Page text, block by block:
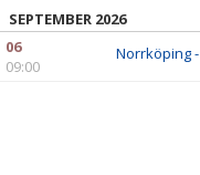
NYHETER
KALENDER
SEPTEMBER 2026
06
09:00
Norrköping -